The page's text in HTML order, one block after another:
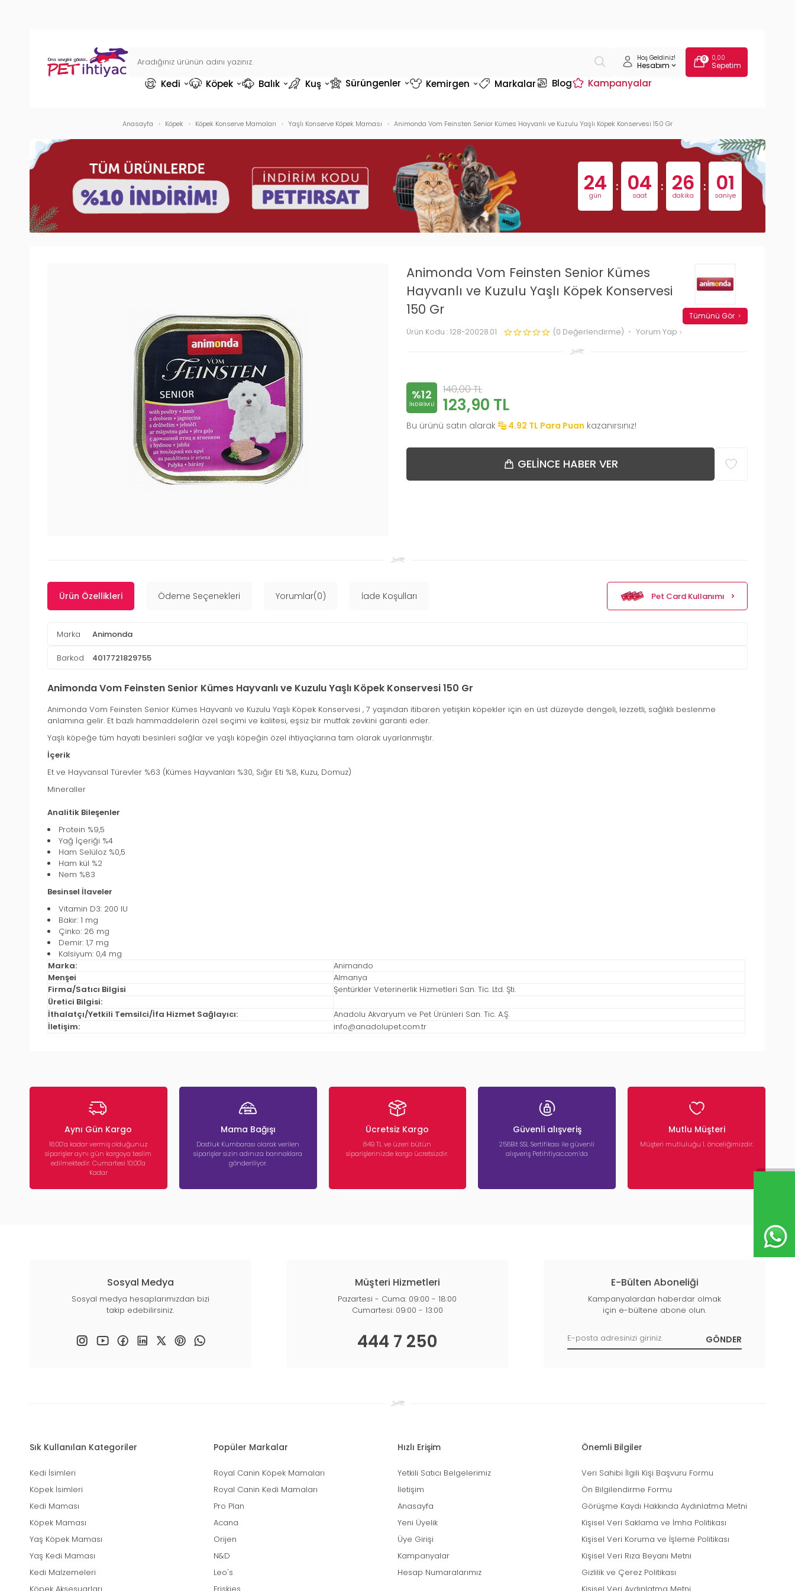
Hoş Geldiniz!
Hesabım
0 0,00
Sepetim
Kedi Köpek Balık Kuş Sürüngenler Kemirgen Markalar Blog Kampanyalar
Anasayfa Köpek Köpek Konserve Mamaları Yaşlı Konserve Köpek Maması Animonda Vom Feinsten Senior Kümes Hayvanlı ve Kuzulu Yaşlı Köpek Konservesi 150 Gr
24
gün
: 04
saat
: 26
dakika
: 01
saniye
Animonda Vom Feinsten Senior Kümes
Hayvanlı ve Kuzulu Yaşlı Köpek Konservesi
150 Gr
Ürün Kodu : 128-20028.01 (0 Değerlendirme) Yorum Yap
Tümünü Gör
%12
INDIRIMLI
140,00TL
123,90 TL
Bu ürünü satın alarak 4.92 TL Para Puan kazanırsınız!
GELINCE HABER VER
Ürün Özellikleri Ödeme Seçenekleri Yorumlar(0) İade Koşulları Pet Card Kullanımı
Marka Animonda
Barkod 4017721829755
Animonda Vom Feinsten Senior Kümes Hayvanlı ve Kuzulu Yaşlı Köpek Konservesi 150 Gr
Animonda Vom Feinsten Senior Kümes Hayvanlı ve Kuzulu Yaşlı Köpek Konservesi , 7 yaşından itibaren yetişkin köpekler için en üst düzeyde dengeli, lezzetli, sağlıklı beslenme
anlamına gelir. Et bazlı hammaddelerin özel seçimi ve kalitesi, eşsiz bir mutfak zevkini garanti eder.
Yaşlı köpeğe tüm hayati besinleri sağlar ve yaşlı köpeğin özel ihtiyaçlarına tam olarak uyarlanmıştır.
İçerik
Et ve Hayvansal Türevler %63 (Kümes Hayvanları %30, Sığır Eti %8, Kuzu, Domuz)
Mineraller
Analitik Bileşenler
Protein %9,5
Yağ İçeriği %4
Ham Selüloz %0,5
Ham kül %2
Nem %83
Besinsel İlaveler
Vitamin D3: 200 IU
Bakır: 1 mg
Çinko: 26 mg
Demir: 1,7 mg
Kalsiyum: 0,4 mg
Marka:
Animando
Menşei
Almanya
Firma/Satıcı Bilgisi
Şentürkler Veterinerlik Hizmetleri San. Tic. Ltd. Şti.
Üretici Bilgisi:
İthalatçı/Yetkili Temsilci/İfa Hizmet Sağlayıcı:
Anadolu Akvaryum ve Pet Ürünleri San. Tic. A.Ş.
İletişim:
info@anadolupet.com.tr
Aynı Gün Kargo
16:00’a kadar vermiş olduğunuz
siparişler aynı gün kargoya teslim
edilmektedir. Cumartesi 10:00'a
Kadar
Mama Bağışı
Dostluk Kumbarası olarak verilen
siparişler sizin adınıza barınaklara
gönderiliyor.
Ücretsiz Kargo
849 TL ve üzeri bütün
siparişlerinizde kargo ücretsizdir.
Güvenli alışveriş
256Bit SSL Sertifikası ile güvenli
alışveriş Petihtiyac.com’da
Mutlu Müşteri
Müşteri mutluluğu 1. önceliğimizdir.
Sosyal Medya
Sosyal medya hesaplarımızdan bizi
takip edebilirsiniz.
Müşteri Hizmetleri
Pazartesi - Cuma: 09:00 - 18:00
Cumartesi: 09:00 - 13:00
444 7 250
E-Bülten Aboneliği
Kampanyalardan haberdar olmak
için e-bültene abone olun.
Sık Kullanılan Kategoriler
Kedi İsimleri
Köpek İsimleri
Kedi Maması
Köpek Maması
Yaş Köpek Maması
Yaş Kedi Maması
Kedi Malzemeleri
Köpek Aksesuarları
Popüler Markalar
Royal Canin Köpek Mamaları
Royal Canin Kedi Mamaları
Pro Plan
Acana
Orijen
N&D
Leo's
Friskies
Hızlı Erişim
Yetkili Satıcı Belgelerimiz
İletişim
Anasayfa
Yeni Üyelik
Üye Girişi
Kampanyalar
Hesap Numaralarımız
Önemli Bilgiler
Veri Sahibi İlgili Kişi Başvuru Formu
Ön Bilgilendirme Formu
Görüşme Kaydı Hakkında Aydınlatma Metni
Kişisel Veri Saklama ve İmha Politikası
Kişisel Veri Koruma ve İşleme Politikası
Kişisel Veri Rıza Beyanı Metni
Gizlilik ve Çerez Politikası
Kişisel Veri Aydınlatma Metni